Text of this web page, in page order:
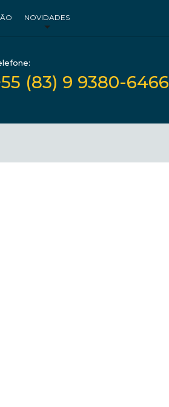
NOVIDADES
(83) 9 9380-6466